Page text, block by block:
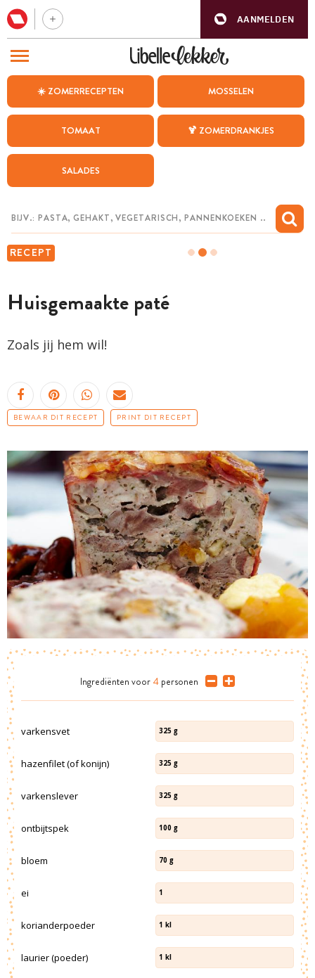
AANMELDEN
☀️ ZOMERRECEPTEN MOSSELEN
TOMAAT 🍹 ZOMERDRANKJES
SALADES
RECEPT
Huisgemaakte paté
Zoals jij hem wil!
BEWAAR DIT RECEPT PRINT DIT RECEPT
Ingrediënten voor 4 personen
varkensvet 325 g
hazenfilet (of konijn) 325 g
varkenslever 325 g
ontbijtspek 100 g
bloem 70 g
ei 1
korianderpoeder 1 kl
laurier (poeder) 1 kl
BEZOEK ONZE ANDERE WEBSITES
WEEKMENU
CHAT MET MAIA
MIJN BEWAARDE RECEPTEN